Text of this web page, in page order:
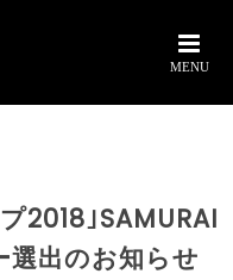
2018｣SAMURAI
選出のお知らせ